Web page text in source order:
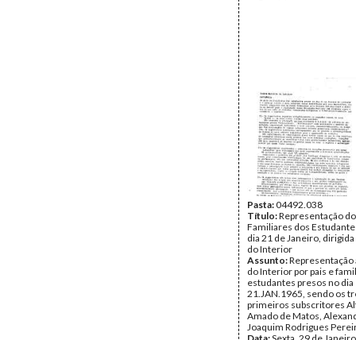
Pasta:04492.038
Título:Representação
Familiares dos
dia 21 de Janeiro,
do Interior
Assunto:
do Interior por pais e
estudantes presos no dia
21.JAN.1965, sendo os
primeiros subscritores
Amado de Matos,
Joaquim Rodrigues